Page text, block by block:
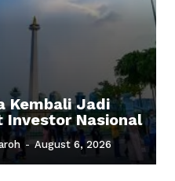
Kembali Jadi
Investor Nasional
- August 6, 2026